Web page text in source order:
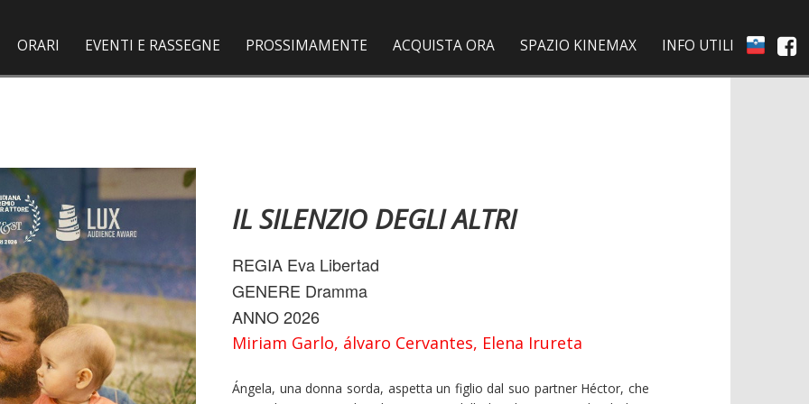
ORARI EVENTI E RASSEGNE PROSSIMAMENTE ACQUISTA ORA SPAZIO KINEMAX INFO UTILI
IL SILENZIO DEGLI ALTRI
REGIA Eva Libertad
GENERE Dramma
ANNO 2026
Miriam Garlo, álvaro Cervantes, Elena Irureta
Ángela, una donna sorda, aspetta un figlio dal suo partner Héctor, che